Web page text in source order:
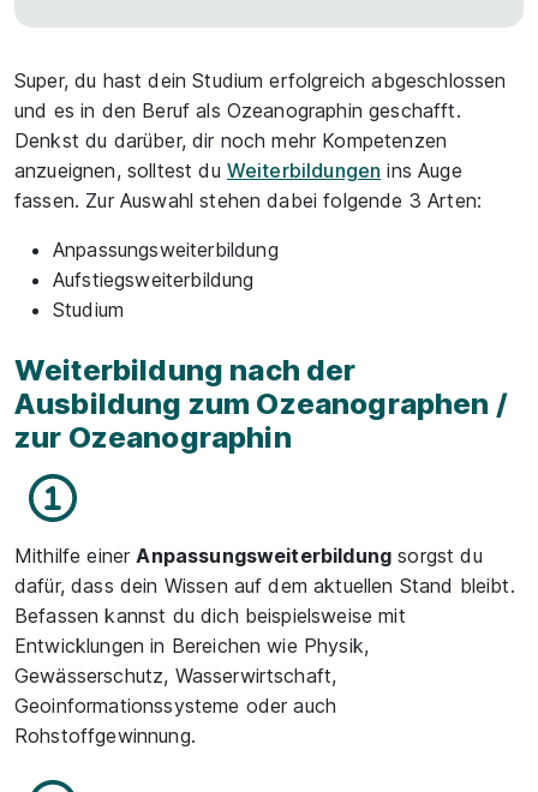
Super, du hast dein Studium erfolgreich abgeschlossen
und es in den Beruf als Ozeanographin geschafft.
Denkst du darüber, dir noch mehr Kompetenzen
anzueignen, solltest du Weiterbildungen ins Auge
fassen. Zur Auswahl stehen dabei folgende 3 Arten:
Anpassungsweiterbildung
Aufstiegsweiterbildung
Studium
Weiterbildung nach der
Ausbildung zum Ozeanographen /
zur Ozeanographin
Mithilfe einer Anpassungsweiterbildung sorgst du
dafür, dass dein Wissen auf dem aktuellen Stand bleibt.
Befassen kannst du dich beispielsweise mit
Entwicklungen in Bereichen wie Physik,
Gewässerschutz, Wasserwirtschaft,
Geoinformationssysteme oder auch
Rohstoffgewinnung.